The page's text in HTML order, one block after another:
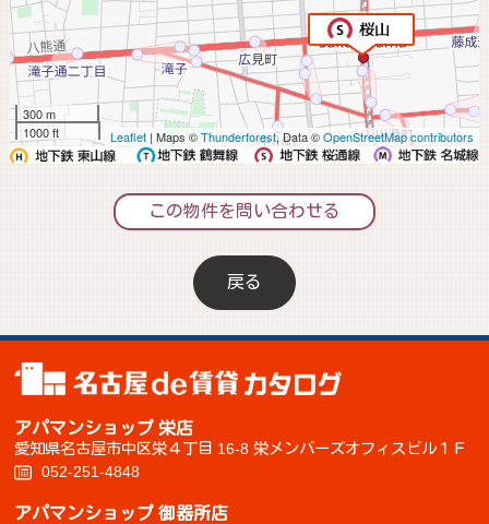
300 m
1000 ft
Leaflet | Maps ©Thunderforest, Data ©OpenStreetMap contributors
この物件を問い合わせる
戻る
アパマンショップ 栄店
愛知県名古屋市中区栄４丁目 16-8 栄メンバーズオフィスビル１Ｆ
052-251-4848
アパマンショップ 御器所店